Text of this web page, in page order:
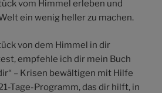
vom Himmel erleben und
ein wenig heller zu machen.
von dem Himmel in dir
empfehle ich dir mein Buch
– Krisen bewältigen mit Hilfe
Tage-Programm, das dir hilft, in